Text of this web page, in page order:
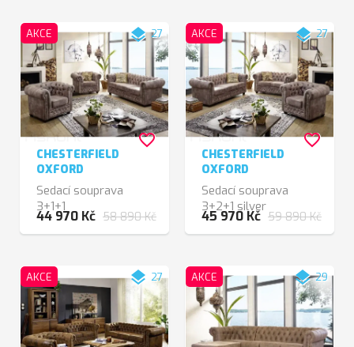
AKCE layers27
CHESTERFIELD
OXFORD
Sedací souprava
3+1+1
44 970 Kč 58 890 Kč
favorite_border
AKCE layers27
CHESTERFIELD
OXFORD
Sedací souprava
3+2+1 silver
45 970 Kč 59 890 Kč
favorite_border
AKCE layers 27 AKCE layers29